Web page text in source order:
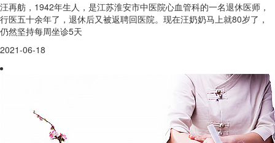
汪再舫，1942年生人，是江苏淮安市中医院心血管科的一名退休医师，
行医五十余年了，退休后又被返聘回医院。现在汪奶奶马上就80岁了，
仍然坚持每周坐诊5天
2021-06-18